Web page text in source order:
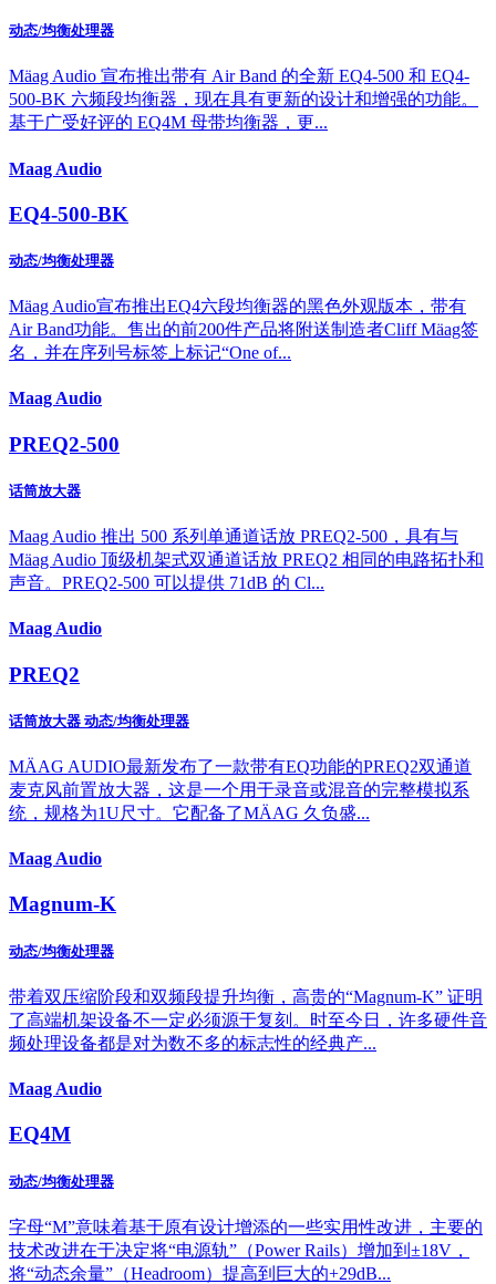
动态/均衡处理器
Mäag Audio 宣布推出带有 Air Band 的全新 EQ4-500 和 EQ4-
500-BK 六频段均衡器，现在具有更新的设计和增强的功能。
基于广受好评的 EQ4M 母带均衡器，更...
Maag Audio
EQ4-500-BK
动态/均衡处理器
Mäag Audio宣布推出EQ4六段均衡器的黑色外观版本，带有
Air Band功能。售出的前200件产品将附送制造者Cliff Mäag签
名，并在序列号标签上标记“One of...
Maag Audio
PREQ2-500
话筒放大器
Maag Audio 推出 500 系列单通道话放 PREQ2-500，具有与
Mäag Audio 顶级机架式双通道话放 PREQ2 相同的电路拓扑和
声音。PREQ2-500 可以提供 71dB 的 Cl...
Maag Audio
PREQ2
话筒放大器 动态/均衡处理器
MÄAG AUDIO最新发布了一款带有EQ功能的PREQ2双通道
麦克风前置放大器，这是一个用于录音或混音的完整模拟系
统，规格为1U尺寸。它配备了MÄAG 久负盛...
Maag Audio
Magnum-K
动态/均衡处理器
带着双压缩阶段和双频段提升均衡，高贵的“Magnum-K” 证明
了高端机架设备不一定必须源于复刻。时至今日，许多硬件音
频处理设备都是对为数不多的标志性的经典产...
Maag Audio
EQ4M
动态/均衡处理器
字母“M”意味着基于原有设计增添的一些实用性改进，主要的
技术改进在于决定将“电源轨”（Power Rails）增加到±18V，
将“动态余量”（Headroom）提高到巨大的+29dB...